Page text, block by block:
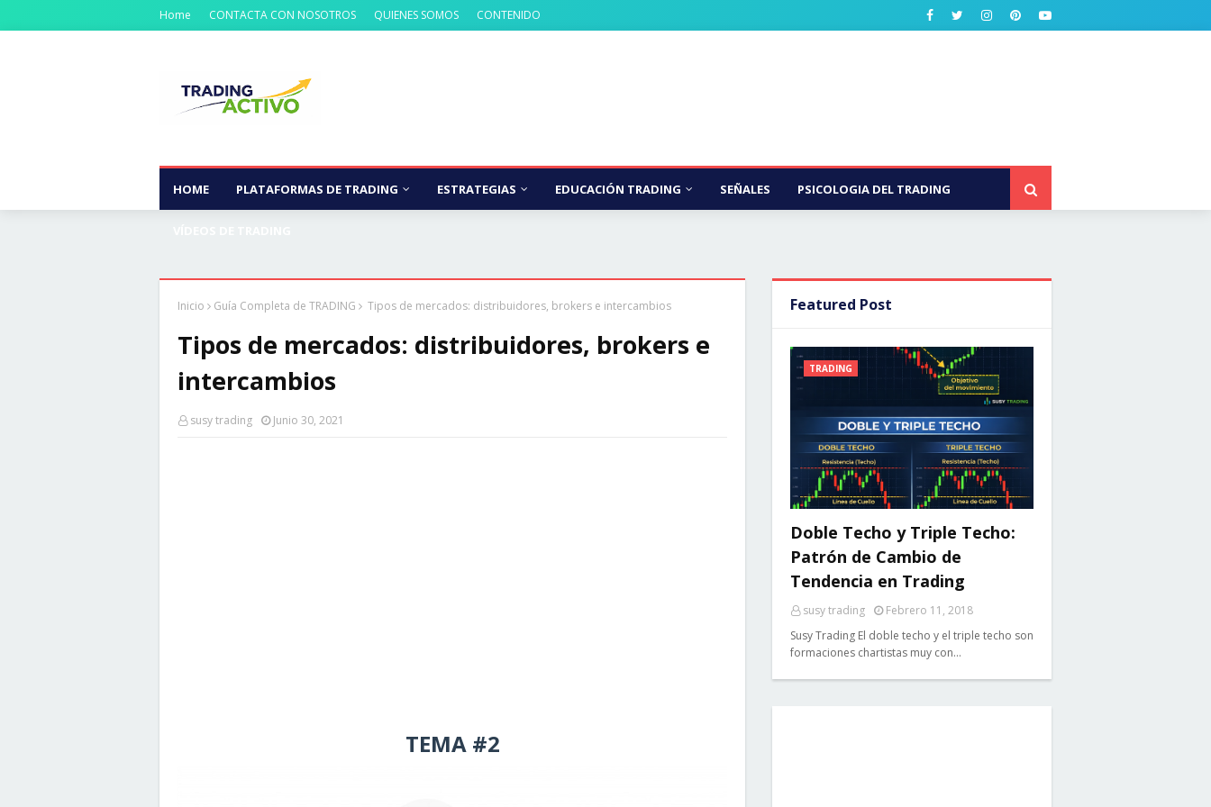
Home CONTACTA CON NOSOTROS QUIENES SOMOS CONTENIDO
HOME PLATAFORMAS DE TRADING ESTRATEGIAS EDUCACIÓN TRADING SEÑALES PSICOLOGIA DEL TRADING
Inicio Guía Completa de TRADING Tipos de mercados: distribuidores, brokers e intercambios
Tipos de mercados: distribuidores, brokers e
intercambios
susy trading Junio 30, 2021
TEMA #2
Featured Post
TRADING
Doble Techo y Triple Techo:
Patrón de Cambio de
Tendencia en Trading
susy trading
Febrero 11, 2018
Susy Trading El doble techo y el triple techo son
formaciones chartistas muy con…